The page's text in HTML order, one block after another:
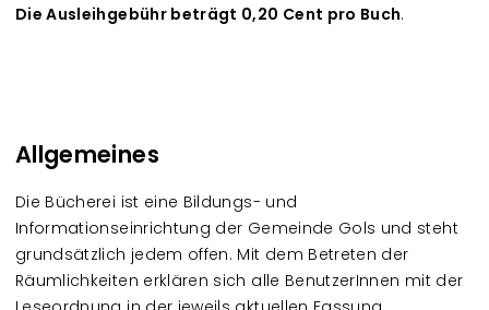
Die Ausleihgebühr beträgt 0,20 Cent pro Buch.
Allgemeines
Die Bücherei ist eine Bildungs- und
Informationseinrichtung der Gemeinde Gols und steht
grundsätzlich jedem offen. Mit dem Betreten der
Räumlichkeiten erklären sich alle BenutzerInnen mit der